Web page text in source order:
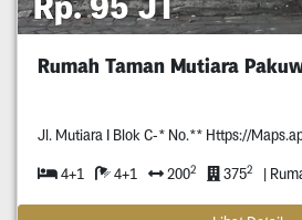
Rumah Taman Mutiara
4+1 4+1 2002 3752 |